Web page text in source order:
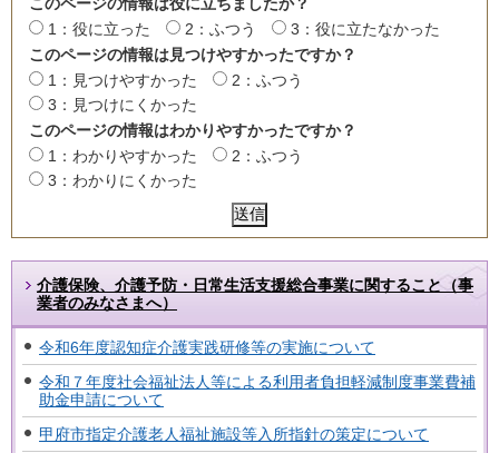
1：役に立った
2：ふつう
3：役に立たなかった
このページの情報は見つけやすかったですか？
1：見つけやすかった
2：ふつう
3：見つけにくかった
このページの情報はわかりやすかったですか？
1：わかりやすかった
2：ふつう
3：わかりにくかった
介護保険、介護予防・日常生活支援総合事業に関すること（事
業者のみなさまへ）
令和6年度認知症介護実践研修等の実施について
令和７年度社会福祉法人等による利用者負担軽減制度事業費補
助金申請について
甲府市指定介護老人福祉施設等入所指針の策定について